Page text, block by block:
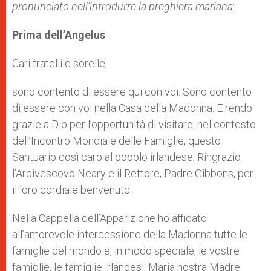
pronunciato nell’introdurre la preghiera mariana:
Prima dell’Angelus
Cari fratelli e sorelle,
sono contento di essere qui con voi. Sono contento
di essere con voi nella Casa della Madonna. E rendo
grazie a Dio per l’opportunità di visitare, nel contesto
dell’Incontro Mondiale delle Famiglie, questo
Santuario così caro al popolo irlandese. Ringrazio
l’Arcivescovo Neary e il Rettore, Padre Gibbons, per
il loro cordiale benvenuto.
Nella Cappella dell’Apparizione ho affidato
all’amorevole intercessione della Madonna tutte le
famiglie del mondo e, in modo speciale, le vostre
famiglie, le famiglie irlandesi. Maria nostra Madre